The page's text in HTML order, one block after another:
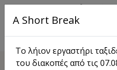
A Short Break
Το λήιον εργαστήρι
του διακοπές από τις